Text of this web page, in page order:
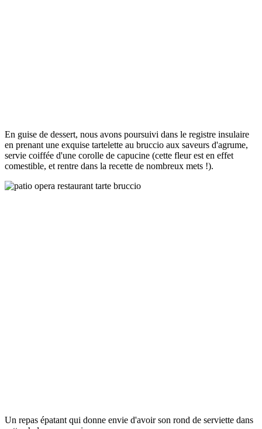
En guise de dessert, nous avons poursuivi dans le registre insulaire
en prenant une exquise tartelette au bruccio aux saveurs d'agrume,
servie coiffée d'une corolle de capucine (cette fleur est en effet
comestible, et rentre dans la recette de nombreux mets !).
Un repas épatant qui donne envie d'avoir son rond de serviette dans